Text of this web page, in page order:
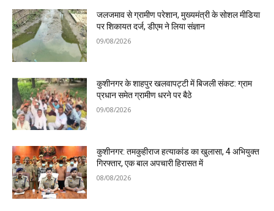
जलजमाव से ग्रामीण परेशान, मुख्यमंत्री के सोशल मीडिया
पर शिकायत दर्ज, डीएम ने लिया संज्ञान
09/08/2026
कुशीनगर के शाहपुर खलवापट्टी में बिजली संकट: ग्राम
प्रधान समेत ग्रामीण धरने पर बैठे
09/08/2026
कुशीनगर: तमकुहीराज हत्याकांड का खुलासा, 4 अभियुक्त
गिरफ्तार, एक बाल अपचारी हिरासत में
08/08/2026